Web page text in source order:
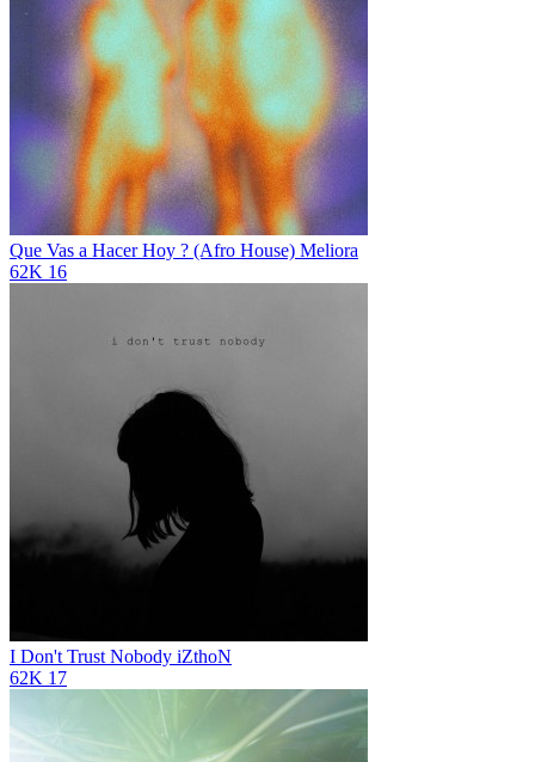
Que Vas a Hacer Hoy ? (Afro House) Meliora
62K 16
I Don't Trust Nobody iZthoN
62K 17